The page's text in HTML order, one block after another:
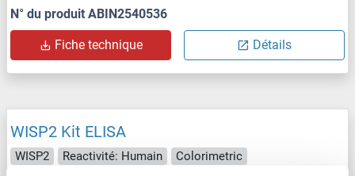
N° du produit ABIN2540536
Fiche technique Détails
WISP2 Kit ELISA
WISP2 Reactivité: Humain
Colorimetric